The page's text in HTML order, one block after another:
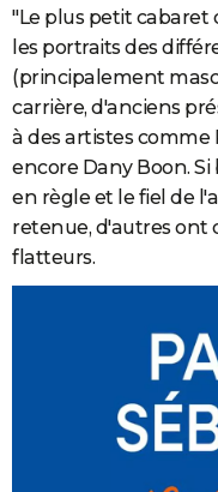
Dictionnaire
Biographies
Citations
Expressions
Proverbes
PROGRAMME TV
COPAINS D'AVANT
S'inscrire
Se connecter
Lycées
Collèges
Primaires
Universités
Entreprises
Service militaire
Avis de recherche
AVIS DE DÉCÈS
FORUM
"Le plus petit cabaret
les portraits des
(principalement
carrière, d'anciens
à des artistes comme
encore Dany Boon.
en règle et le fiel de
retenue, d'autres ont
flatteurs.